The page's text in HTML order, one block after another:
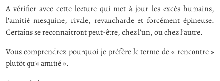
A vérifier avec cette lecture qui met à jour les excès humains,
l’amitié mesquine, rivale, revancharde et forcément épineuse.
Certains se reconnaitront peut-être, chez l’un, ou chez l’autre.
Vous comprendrez pourquoi je préfère le terme de « rencontre »
plutôt qu’« amitié ».